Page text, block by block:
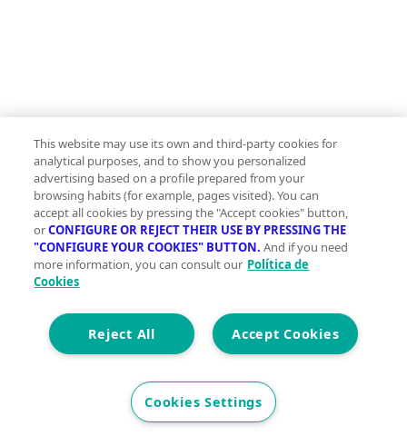
This website may use its own and third-party cookies for
analytical purposes, and to show you personalized
advertising based on a profile prepared from your
browsing habits (for example, pages visited). You can
accept all cookies by pressing the "Accept cookies" button,
orCONFIGURE OR REJECT THEIR USE BY PRESSING THE
"CONFIGURE YOUR COOKIES" BUTTON. And if you need
more information, you can consult our Política de
Cookies
Accept Cookies
Reject All
Cookies Settings